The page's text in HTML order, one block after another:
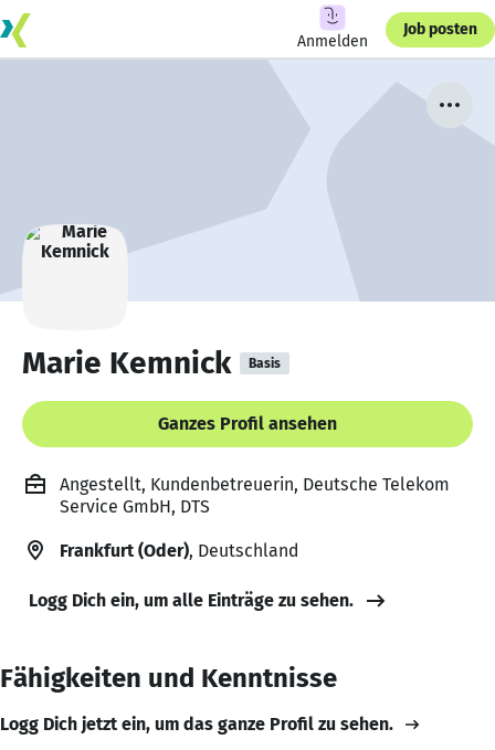
Anmelden
Job posten
Marie Kemnick Basis
Ganzes Profil ansehen
Angestellt, Kundenbetreuerin, Deutsche Telekom
Service GmbH, DTS
Frankfurt (Oder), Deutschland
Logg Dich ein, um alle Einträge zu sehen.
Fähigkeiten und Kenntnisse
Logg Dich jetzt ein, um das ganze Profil zu sehen.